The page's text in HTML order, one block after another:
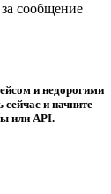
сообщение
и недорогими
и начните
или API.